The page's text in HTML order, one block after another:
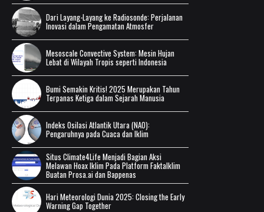
Dari Layang-Layang ke Radiosonde: Perjalanan
Inovasi dalam Pengamatan Atmosfer
Mesoscale Convective System: Mesin Hujan
Lebat di Wilayah Tropis seperti Indonesia
Bumi Semakin Kritis! 2025 Merupakan Tahun
Terpanas Ketiga dalam Sejarah Manusia
Indeks Osilasi Atlantik Utara (NAO):
Pengaruhnya pada Cuaca dan Iklim
Situs Climate4Life Menjadi Bagian Aksi
Melawan Hoax Iklim Pada Platform FaktaIklim
Buatan Prosa.ai dan Bappenas
Hari Meteorologi Dunia 2025: Closing the Early
Warning Gap Together